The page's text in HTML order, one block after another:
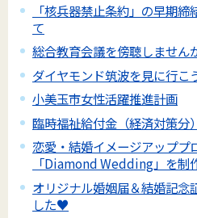
「核兵器禁止条約」の早期
て
総合教育会議を傍聴しません
ダイヤモンド筑波を見に行こ
小美玉市女性活躍推進計画
臨時福祉給付金（経済対策分
恋愛・結婚イメージアッププ
「Diamond Wedding」を制
オリジナル婚姻届＆結婚記念
した♥